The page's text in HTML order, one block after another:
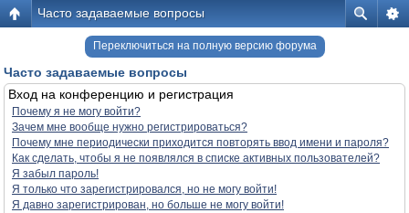
Часто задаваемые вопросы
Переключиться на полную версию форума
Часто задаваемые вопросы
Вход на конференцию и регистрация
Почему я не могу войти?
Зачем мне вообще нужно регистрироваться?
Почему мне периодически приходится повторять ввод имени и пароля?
Как сделать, чтобы я не появлялся в списке активных пользователей?
Я забыл пароль!
Я только что зарегистрировался, но не могу войти!
Я давно зарегистрирован, но больше не могу войти!